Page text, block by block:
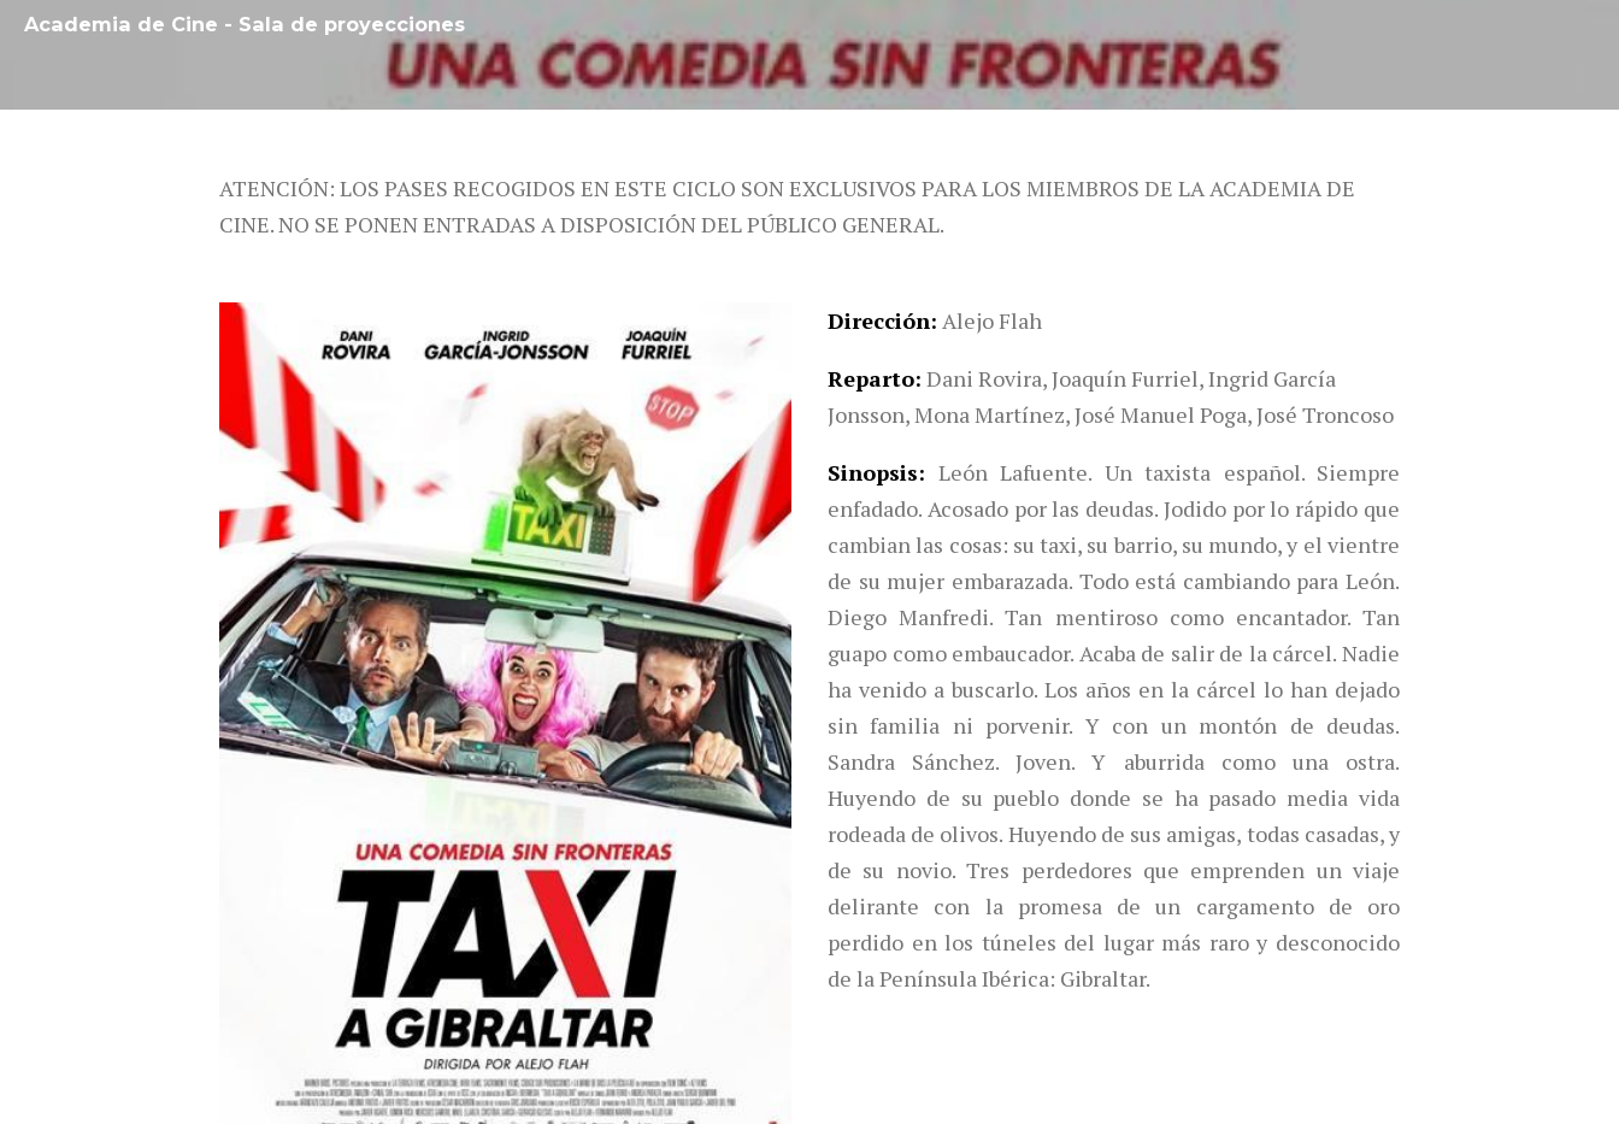
Academia de Cine - Sala de proyecciones
ATENCIÓN: LOS PASES RECOGIDOS EN ESTE CICLO SON EXCLUSIVOS PARA LOS MIEMBROS DE LA ACADEMIA DE
CINE. NO SE PONEN ENTRADAS A DISPOSICIÓN DEL PÚBLICO GENERAL.
Dirección Alejo Flah
Reparto Dani Rovira, Joaquín Furriel, Ingrid García
Jonsson, Mona Martínez, José Manuel Poga, José Troncoso
Sinopsis
León Lafuente. Un taxista español. Siempre
enfadado. Acosado por las deudas. Jodido por lo rápido que
cambian las cosas: su taxi, su barrio, su mundo, y el vientre
de su mujer embarazada. Todo está cambiando para León.
Diego Manfredi. Tan mentiroso como encantador. Tan
guapo como embaucador. Acaba de salir de la cárcel. Nadie
ha venido a buscarlo. Los años en la cárcel lo han dejado
sin familia ni porvenir. Y con un montón de deudas.
Sandra Sánchez. Joven. Y aburrida como una ostra.
Huyendo de su pueblo donde se ha pasado media vida
rodeada de olivos. Huyendo de sus amigas, todas casadas, y
de su novio. Tres perdedores que emprenden un viaje
delirante con la promesa de un cargamento de oro
perdido en los túneles del lugar más raro y desconocido
de la Península Ibérica: Gibraltar.